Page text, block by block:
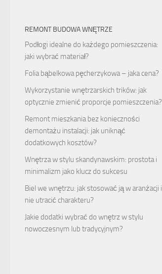
REMONT BUDOWA WNĘTRZE
Podłogi idealne do każdego pomieszczenia:
jaki wybrać materiał?
Folia bąbelkowa pęcherzykowa – jaka cena?
Wykorzystanie wnętrzarskich trików: jak
optycznie zmienić proporcje pomieszczenia?
Remont mieszkania bez konieczności
demontażu instalacji: jak uniknąć
dodatkowych kosztów?
Wnętrza w stylu skandynawskim: prostota i
minimalizm jako klucz do sukcesu
Biel we wnętrzu: jak stosować ją w aranżacji i
nie utracić charakteru?
Jakie dodatki wybrać do wnętrz w stylu
nowoczesnym lub tradycyjnym?